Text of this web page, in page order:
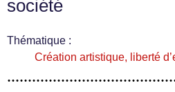
société
Thématique :
Création artistique, liberté